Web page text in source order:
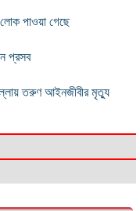
পাওয়া গেছে
প্রসব
তরুণ আইনজীবীর মৃত্যু